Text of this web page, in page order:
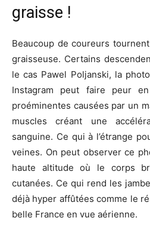
graisse !
Beaucoup de coureurs
graisseuse. Certains
le cas Pawel Poljanski, la
Instagram peut faire peur
proéminentes causées par un
muscles créant une
sanguine. Ce qui à l’étrange
veines. On peut observer ce
haute altitude où le corps
cutanées. Ce qui rend les
déjà hyper affûtées comme le
belle France en vue aérienne.